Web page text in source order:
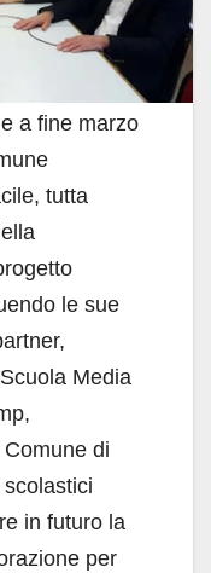
a fine marzo
tutta
le sue
Media
di
in futuro la
per